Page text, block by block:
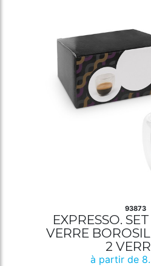
93873
EXPRESSO.
VERRE
2
à partir de